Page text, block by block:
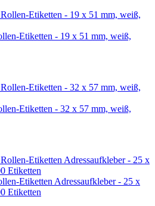
Etiketten - 19 x 51 mm, weiß,
Etiketten - 32 x 57 mm, weiß,
Etiketten Adressaufkleber - 25 x
Etiketten